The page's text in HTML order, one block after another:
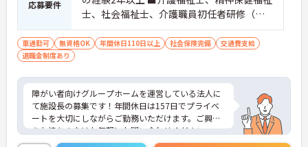
応募要件
士、社会福祉士、介護職員初任者研修（旧
ヘルパー2級）、介護職員実務者研修（旧ヘ
ルパー1級/基礎研修）の資格者歓迎
車通勤可 無資格OK 年間休日110日以上 社会保険完備
交通費支給
退職金制度あり
障がい者向けグループホームを運営している法人に
て施設長の募集です！年間休日は157日でプライベ
ートを大切にしながらご勤務いただけます。ご興味
をお持ちの方はお気軽にお問い合わせください。